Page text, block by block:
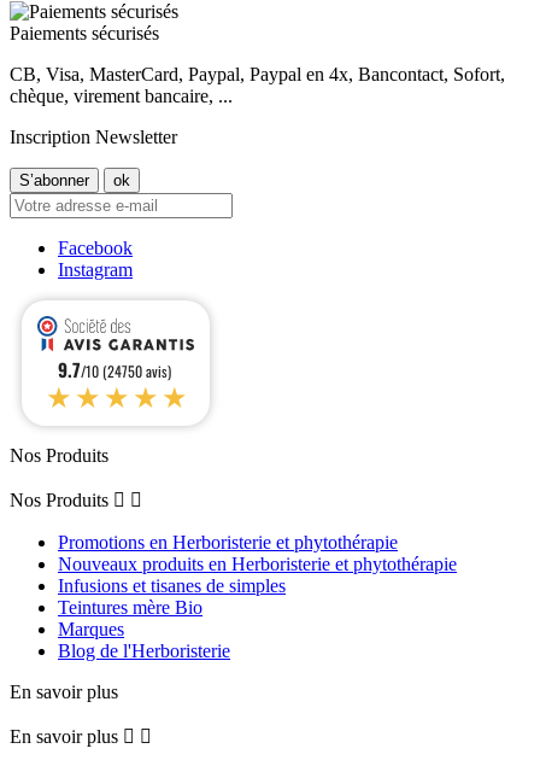
Paiements sécurisés
CB, Visa, MasterCard, Paypal, Paypal en 4x, Bancontact, Sofort,
chèque, virement bancaire, ...
Inscription Newsletter
Facebook
Instagram
9.7/10 (24750 avis)
★★★★★
Nos Produits
Nos Produits  
Promotions en Herboristerie et phytothérapie
Nouveaux produits en Herboristerie et phytothérapie
Infusions et tisanes de simples
Teintures mère Bio
Marques
Blog de l'Herboristerie
En savoir plus
En savoir plus  